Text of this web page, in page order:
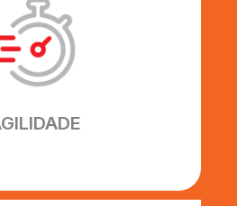
AGILIDADE
processos são
para otimizar o
e habilidade.